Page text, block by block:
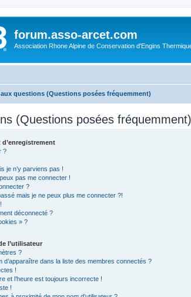
forum.asso-arcet.com
Association Rhone Alpine de Conservation d'Engins
questions (Questions posées fréquemment)
(Questions posées fréquemment)
?
je n’y parviens pas !
pas me connecter !
?
mais je ne peux plus me connecter ?!
déconnecté ?
» ?
l’utilisateur
?
d’apparaître dans la liste des membres connectés ?
!
et l’heure est toujours incorrecte !
!